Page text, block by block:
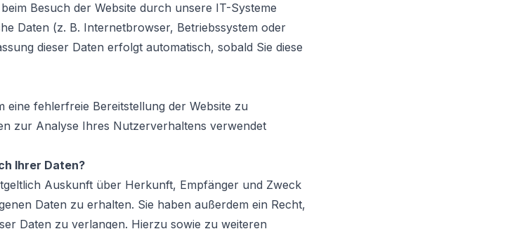
Besuch der Website durch unsere IT-Systeme
Daten (z. B. Internetbrowser, Betriebssystem oder
dieser Daten erfolgt automatisch, sobald Sie diese
eine fehlerfreie Bereitstellung der Website zu
zur Analyse Ihres Nutzerverhaltens verwendet
Ihrer Daten?
Auskunft über Herkunft, Empfänger und Zweck
Daten zu erhalten. Sie haben außerdem ein Recht,
Daten zu verlangen. Hierzu sowie zu weiteren